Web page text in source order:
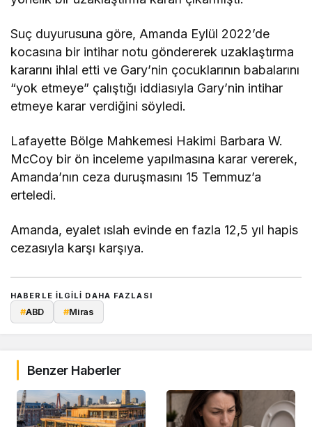
Suç duyurusuna göre, Amanda Eylül 2022’de
kocasına bir intihar notu göndererek uzaklaştırma
kararını ihlal etti ve Gary’nin çocuklarının babalarını
“yok etmeye” çalıştığı iddiasıyla Gary’nin intihar
etmeye karar verdiğini söyledi.
Lafayette Bölge Mahkemesi Hakimi Barbara W.
McCoy bir ön inceleme yapılmasına karar vererek,
Amanda’nın ceza duruşmasını 15 Temmuz’a
erteledi.
Amanda, eyalet ıslah evinde en fazla 12,5 yıl hapis
cezasıyla karşı karşıya.
HABERLE ILGILI DAHA FAZLASI
#ABD #Miras
Benzer Haberler